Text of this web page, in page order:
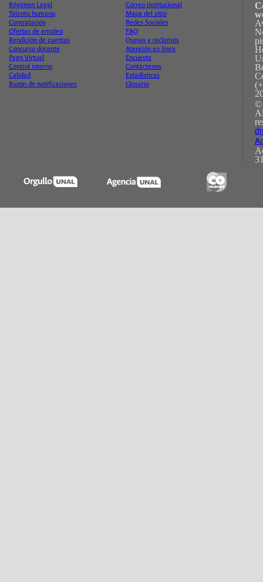
Régimen Legal
Talento humano
Contratación
Ofertas de empleo
Rendición de cuentas
Concurso docente
Pago Virtual
Control interno
Calidad
Buzón de notificaciones
Correo institucional
Mapa del sitio
Redes Sociales
FAQ
Quejas y reclamos
Atención en línea
Encuesta
Contáctenos
Estadísticas
Glosario
©